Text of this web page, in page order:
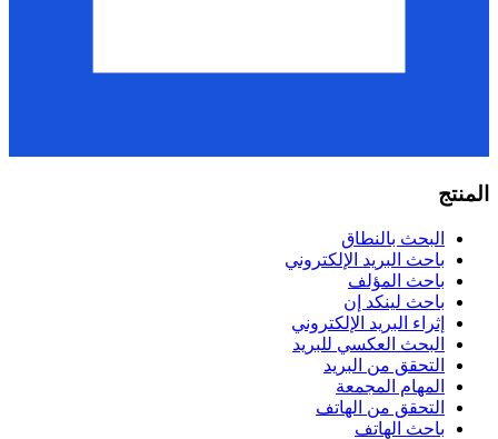
المنتج
البحث بالنطاق
باحث البريد الإلكتروني
باحث المؤلف
باحث لينكد إن
إثراء البريد الإلكتروني
البحث العكسي للبريد
التحقق من البريد
المهام المجمعة
التحقق من الهاتف
باحث الهاتف